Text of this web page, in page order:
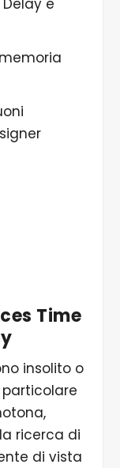
Delay e
Time
insolito o
ricerca di
di vista